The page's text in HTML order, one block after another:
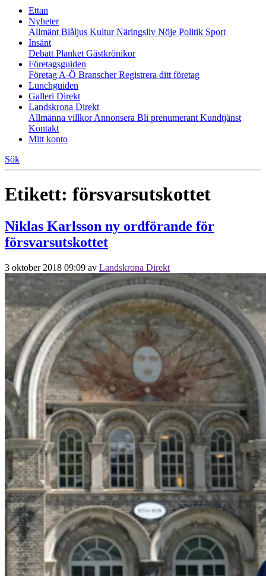
Ettan
Nyheter
Allmänt Blåljus KulturNäringsliv Nöje Politik Sport
Insänt
Debatt Planket Gästkrönikor
Företagsguiden
Företag A-Ö BranscherRegistrera ditt företag
Lunchguiden
Galleri Direkt
Landskrona Direkt
Allmänna villkorAnnonsera Bli prenumerant Kundtjänst
Kontakt
Mitt konto
Sök
Etikett: försvarsutskottet
Niklas Karlsson ny ordförande för
försvarsutskottet
3 oktober 2018 09:09 av Landskrona Direkt